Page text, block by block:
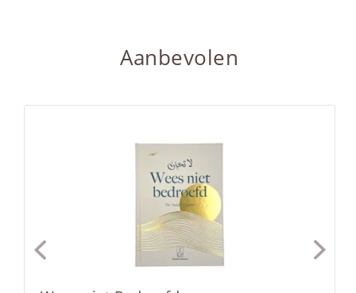
Aanbevolen